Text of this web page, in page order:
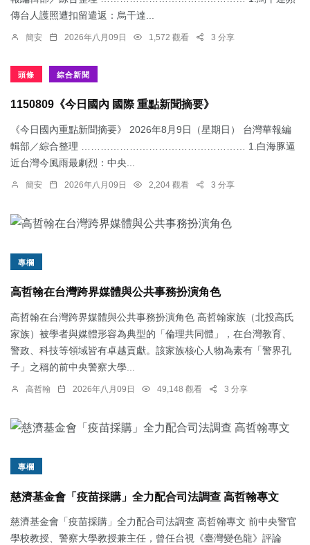
傳台人護照遭扣留遣返：​烏干達...
簡安 2026年八月09日 1,572 觀看 3 分享
頭條 綜合新聞
1150809《今日國內 國際 重點新聞摘要》
《今日國內重點新聞摘要》 2026年8月9日（星期日） 台灣華報編
輯部／綜合整理 …………………………………………… 1.白海豚逼
近台灣今風雨最劇烈：中央...
簡安 2026年八月09日 2,204 觀看 3 分享
專欄
高哲翰在台灣跨界媒體與公共事務扮演角色
高哲翰在台灣跨界媒體與公共事務扮演角色 高哲翰家族（北投高氏
家族）被學者與媒體形容為典型的「倫理共同體」，在台灣教育、
警政、科技等領域皆有卓越貢獻。該家族核心人物為素有「警界孔
子」之稱的前中央警察大學...
高哲翰 2026年八月09日 49,148 觀看 3 分享
專欄
慈濟基金會「疫苗採購」全力配合司法調查 高哲翰專文
慈濟基金會「疫苗採購」全力配合司法調查 高哲翰專文 前中央警官
學校教授、警察大學教授兼主任，曾任台視《臺灣變色龍》評論